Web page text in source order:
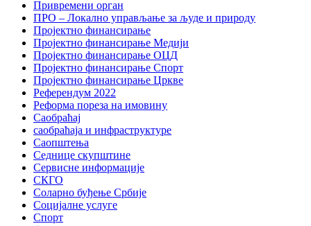
Привремени орган
ПРО – Локално управљање за људе и природу
Пројектно финансирање
Пројектно финансирање Медији
Пројектно финансирање ОЦД
Пројектно финансирање Спорт
Пројектно финансирање Цркве
Референдум 2022
Реформа пореза на имовину
Саобраћај
саобраћаја и инфраструктуре
Саопштења
Седнице скупштине
Сервисне информације
СКГО
Соларно буђење Србије
Социјалне услуге
Спорт